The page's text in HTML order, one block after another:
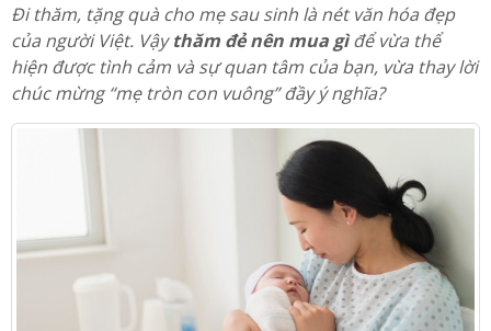
Đi thăm, tặng quà cho mẹ sau sinh là nét văn hóa đẹp
của người Việt. Vậythăm đẻ nên mua gìđể vừa thể
hiện được tình cảm và sự quan tâm của bạn, vừa thay lời
chúc mừng “mẹ tròn con vuông” đầy ý nghĩa?